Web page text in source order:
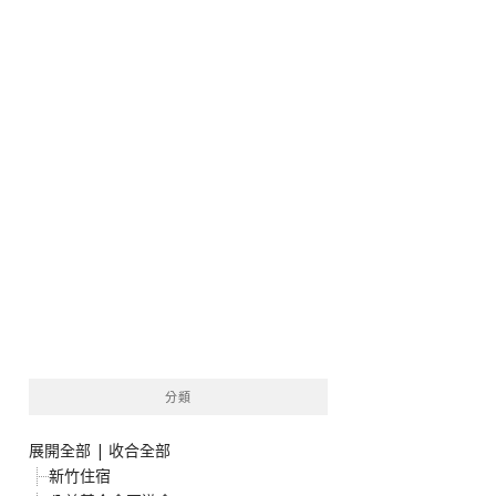
分類
展開全部 | 收合全部
新竹住宿